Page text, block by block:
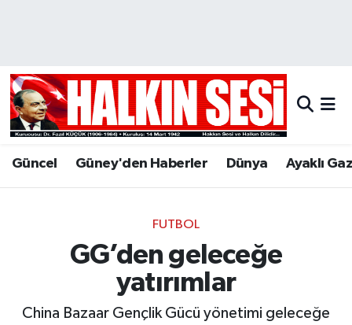
Güncel Güney'den Haberler Dünya Ayaklı
FUTBOL
GG’den geleceğe
yatırımlar
China Bazaar Gençlik Gücü yönetimi geleceğe
Hava Durumu
Trafik Durumu
Son Dakika Haberleri
Haber Arşivi